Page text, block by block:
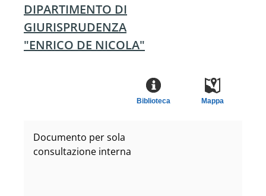
DIPARTIMENTO DI
GIURISPRUDENZA
"ENRICO DE NICOLA"
Mappa
Biblioteca
Documento per sola
consultazione interna